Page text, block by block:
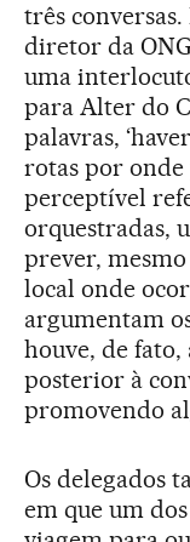
três conversas.
diretor da
uma
para Alter do
palavras,
rotas por onde
perceptível
orquestradas,
prever, mesmo
local onde
argumentam
houve, de
posterior à
promovendo
Os delegados
em que um